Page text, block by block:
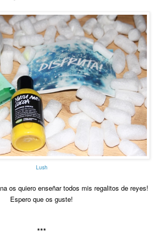
Lush
os quiero enseñar todos mis regalitos de reyes!
Espero que os guste!
***